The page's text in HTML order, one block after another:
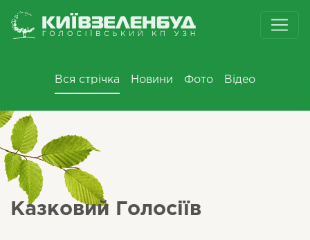
Вся стрічка Новини Фото Відео
Казковий Голосіїв